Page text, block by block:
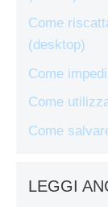
Come
(desktop)
Come
Come
Come
LEGGI